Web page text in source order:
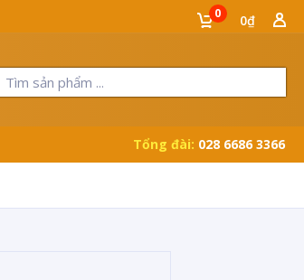
0 0₫
Tổng đài: 028 6686 3366